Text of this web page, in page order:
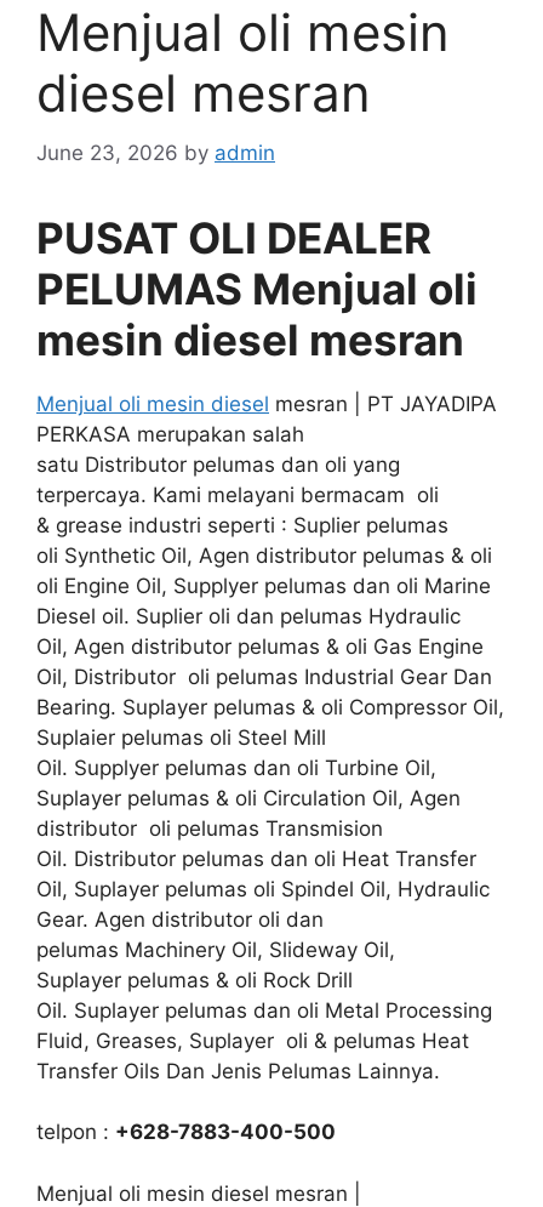
Menjual oli mesin
diesel mesran
June 23, 2026 by admin
PUSAT OLI DEALER
PELUMAS Menjual oli
mesin diesel mesran
Menjual oli mesin diesel mesran | PT JAYADIPA
PERKASA merupakan salah
satu Distributor pelumas dan oli yang
terpercaya. Kami melayani bermacam oli
& grease industri seperti : Suplier pelumas
oli Synthetic Oil, Agen distributor pelumas & oli
oli Engine Oil, Supplyer pelumas dan oli Marine
Diesel oil. Suplier oli dan pelumas Hydraulic
Oil, Agen distributor pelumas & oli Gas Engine
Oil, Distributor oli pelumas Industrial Gear Dan
Bearing. Suplayer pelumas & oli Compressor Oil,
Suplaier pelumas oli Steel Mill
Oil. Supplyer pelumas dan oli Turbine Oil,
Suplayer pelumas & oli Circulation Oil, Agen
distributor oli pelumas Transmision
Oil. Distributor pelumas dan oli Heat Transfer
Oil, Suplayer pelumas oli Spindel Oil, Hydraulic
Gear. Agen distributor oli dan
pelumas Machinery Oil, Slideway Oil,
Suplayer pelumas & oli Rock Drill
Oil. Suplayer pelumas dan oli Metal Processing
Fluid, Greases, Suplayer oli & pelumas Heat
Transfer Oils Dan Jenis Pelumas Lainnya.
telpon : +628-7883-400-500
Menjual oli mesin diesel mesran |